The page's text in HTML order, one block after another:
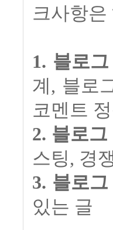
크사항은
1. 블로
계, 블로
코멘트
2. 블로
스팅, 경
3. 블로
있는 글